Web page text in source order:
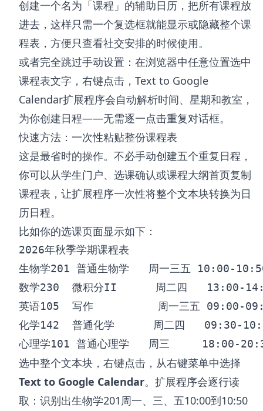
创建一个名为「课程」的辅助日历，把所有课程放
进去，这样只需一个复选框就能显示或隐藏整个课
程表，方便只查看社交安排的时候使用。
或者完全跳过手动设置：在浏览器中任意位置选中
课程表文字，右键点击， Text to Google
Calendar扩展程序会自动解析时间、星期和教室，
为你创建日程——无需逐一点击重复对话框。
快速方法：一次性粘贴整份课程表
这是最省时的操作。不必手动创建五个重复日程，
你可以从学生门户、选课确认或课程大纲首页复制
课程表，让扩展程序一次性将整个文本块转换为日
历日程。
比如你的选课页面显示如下：
2026年秋季学期课程表
生物学201 普通生物学   周一三五 10:00-
数学230  微积分II      周二四   13:00-
英语105  写作          周一三五 09:00-
化学142  普通化学      周二四   09:30-
选中整个文本块，右键点击，从右键菜单中选择
Text to Google Calendar。扩展程序会逐行读
取：识别出生物学201周一、三、五10:00到10:50